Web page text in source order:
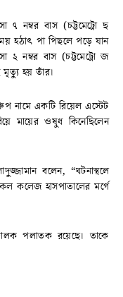
৭ নম্বর বাস (চট্টমেট্রো ছ
হঠাৎ পা পিছলে পড়ে যান
২ নম্বর বাস (চট্টমেট্রো জ
মৃত্যু হয় তাঁর।
নামে একটি রিয়েল এস্টেট
মায়ের ওষুধ কিনেছিলেন
বলেন, “ঘটনাস্থলে
কলেজ হাসপাতালের মর্গে
পলাতক রয়েছে। তাকে